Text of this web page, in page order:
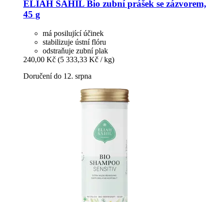
ELIAH SAHIL Bio zubní prášek se zázvorem,
45 g
má posilující účinek
stabilizuje ústní flóru
odstraňuje zubní plak
240,00 Kč (5 333,33 Kč / kg)
Doručení do 12. srpna